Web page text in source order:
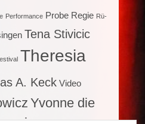
Performance Probe Regie Rü-
Tena Stivicic
Theresia
A. Keck Video
Yvonne die